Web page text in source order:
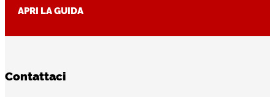
APRI LA GUIDA
Contattaci